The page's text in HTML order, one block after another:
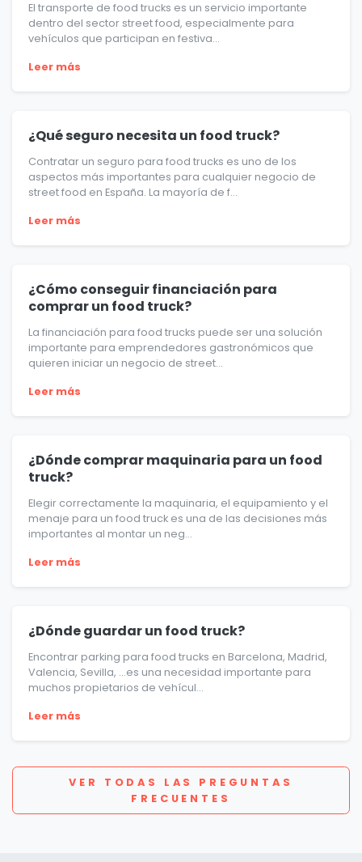
El transporte de food trucks es un servicio importante
dentro del sector street food, especialmente para
vehículos que participan en festiva...
Leer más
¿Qué seguro necesita un food truck?
Contratar un seguro para food trucks es uno de los
aspectos más importantes para cualquier negocio de
street food en España. La mayoría de f...
Leer más
¿Cómo conseguir financiación para
comprar un food truck?
La financiación para food trucks puede ser una solución
importante para emprendedores gastronómicos que
quieren iniciar un negocio de street...
Leer más
¿Dónde comprar maquinaria para un food
truck?
Elegir correctamente la maquinaria, el equipamiento y el
menaje para un food truck es una de las decisiones más
importantes al montar un neg...
Leer más
¿Dónde guardar un food truck?
Encontrar parking para food trucks en Barcelona, Madrid,
Valencia, Sevilla, …es una necesidad importante para
muchos propietarios de vehícul...
Leer más
VER TODAS LAS PREGUNTAS
FRECUENTES